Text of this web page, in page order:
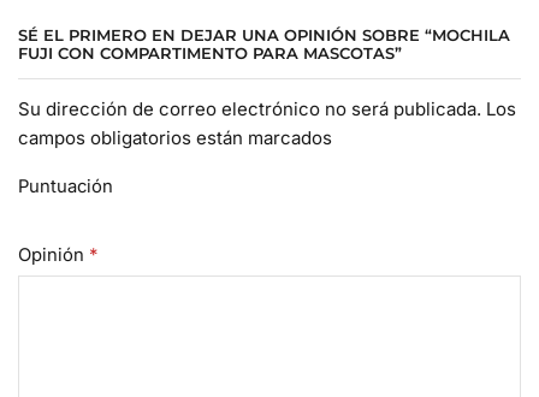
SÉ EL PRIMERO EN DEJAR UNA OPINIÓN SOBRE “MOCHILA
FUJI CON COMPARTIMENTO PARA MASCOTAS”
Su dirección de correo electrónico no será publicada. Los
campos obligatorios están marcados
Puntuación
Opinión *